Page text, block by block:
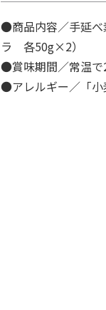
●商品内容／手延べ
ラ 各50g×2）
●賞味期間／常温
●アレルギー／「